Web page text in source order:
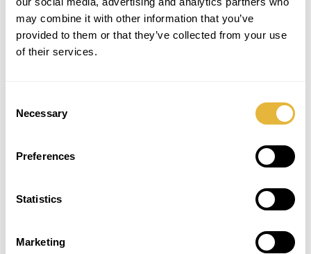
may combine it with other information that you’ve
provided to them or that they’ve collected from your use
of their services.
Selection
Necessary
Preferences
Statistics
Marketing
SUBSCREVER NEWSLETTER